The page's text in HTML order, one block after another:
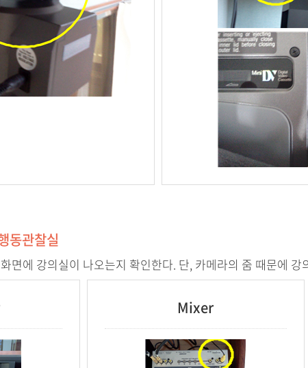
동관찰실
면에 강의실이 나오는지 확인한다. 단, 카메라의 줌 때문에
Mixer